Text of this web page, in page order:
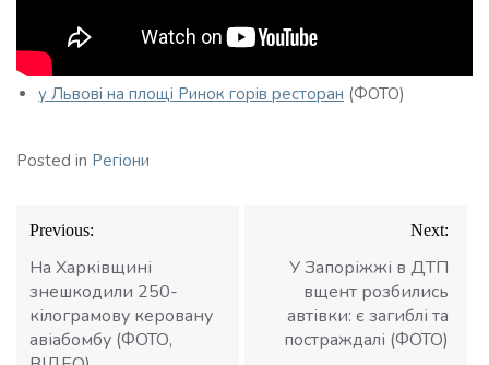
у Львові на площі Ринок горів ресторан (ФОТО)
Posted in Регіони
Навігація
записів
Previous:
На Харківщині
знешкодили 250-
кілограмову керовану
авіабомбу (ФОТО,
Next:
У Запоріжжі в ДТП
вщент розбились
автівки: є загиблі та
постраждалі (ФОТО)